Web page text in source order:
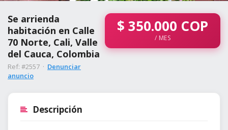
Se arrienda
habitación en Calle
70 Norte, Cali, Valle
del Cauca, Colombia
Ref: #2557 · Denunciar
anuncio
$ 350.000 COP
/ MES
Descripción